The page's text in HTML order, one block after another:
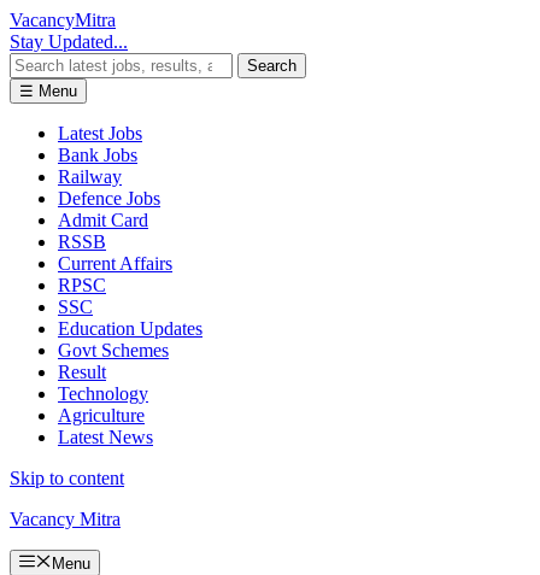
VacancyMitra
Stay Updated...
Search
☰ Menu
Latest Jobs
Bank Jobs
Railway
Defence Jobs
Admit Card
RSSB
Current Affairs
RPSC
SSC
Education Updates
Govt Schemes
Result
Technology
Agriculture
Latest News
Skip to content
Vacancy Mitra
Menu